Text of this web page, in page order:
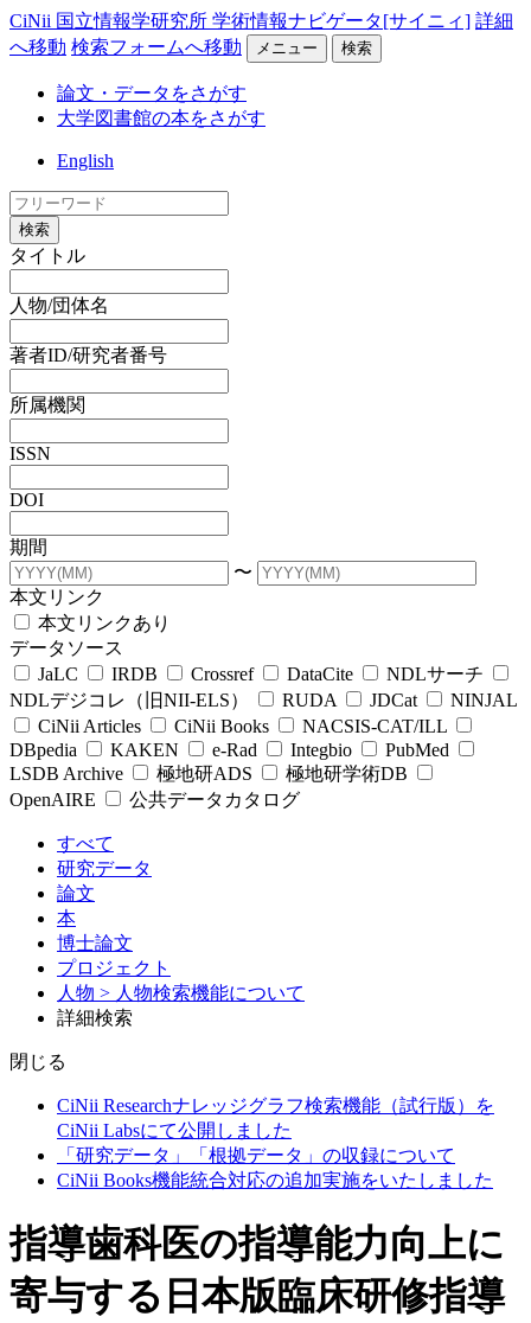
CiNii 国立情報学研究所 学術情報ナビゲータ[サイニィ] 詳細
へ移動 検索フォームへ移動 メニュー 検索
論文・データをさがす
大学図書館の本をさがす
English
検索
タイトル
人物/団体名
著者ID/研究者番号
所属機関
ISSN
DOI
期間
〜
本文リンク
本文リンクあり
データソース
JaLC
IRDB Crossref DataCite
NDLサーチ
NDLデジコレ（旧NII-ELS）
RUDA JDCat
NINJAL
CiNii Articles
CiNii Books
NACSIS-CAT/ILL
DBpedia
KAKEN e-Rad Integbio
PubMed
LSDB Archive
極地研ADS
極地研学術DB
OpenAIRE
公共データカタログ
すべて
研究データ
論文
本
博士論文
プロジェクト
人物 > 人物検索機能について
詳細検索
閉じる
CiNii Researchナレッジグラフ検索機能（試行版）を
CiNii Labsにて公開しました
「研究データ」「根拠データ」の収録について
CiNii Books機能統合対応の追加実施をいたしました
指導歯科医の指導能力向上に
寄与する日本版臨床研修指導